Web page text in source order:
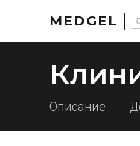
MEDGEL
Описание